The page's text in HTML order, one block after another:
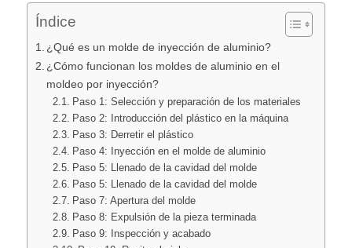
Índice
¿Qué es un molde de inyección de aluminio?
¿Cómo funcionan los moldes de aluminio en el
moldeo por inyección?
Paso 1: Selección y preparación de los materiales
Paso 2: Introducción del plástico en la máquina
Paso 3: Derretir el plástico
Paso 4: Inyección en el molde de aluminio
Paso 5: Llenado de la cavidad del molde
Paso 5: Llenado de la cavidad del molde
Paso 7: Apertura del molde
Paso 8: Expulsión de la pieza terminada
Paso 9: Inspección y acabado